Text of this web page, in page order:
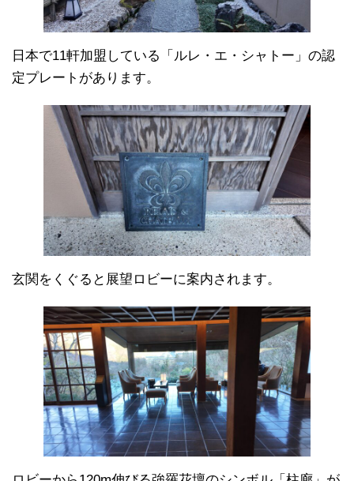
日本で11軒加盟している「ルレ・エ・シャトー」の認
定プレートがあります。
玄関をくぐると展望ロビーに案内されます。